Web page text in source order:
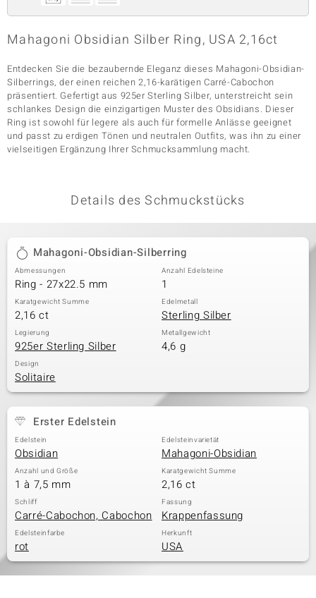
Classics
Mahagoni Obsidian Silber Ring, USA 2,16ct
Entdecken Sie die bezaubernde Eleganz dieses Mahagoni-Obsidian-
Silberrings, der einen reichen 2,16-karätigen Carré-Cabochon
präsentiert. Gefertigt aus 925er Sterling Silber, unterstreicht sein
schlankes Design die einzigartigen Muster des Obsidians. Dieser
Ring ist sowohl für legere als auch für formelle Anlässe geeignet
und passt zu erdigen Tönen und neutralen Outfits, was ihn zu einer
vielseitigen Ergänzung Ihrer Schmucksammlung macht.
Details des Schmuckstücks
Mahagoni-Obsidian-Silberring
Abmessungen
Ring - 27x22.5 mm
Anzahl Edelsteine
1
Karatgewicht Summe
2,16 ct
Edelmetall
Sterling Silber
Legierung
925er Sterling Silber
Metallgewicht
4,6 g
Design
Solitaire
Erster Edelstein
Edelstein
Obsidian
Edelsteinvarietät
Mahagoni-Obsidian
Anzahl und Größe
1 à 7,5 mm
Karatgewicht Summe
2,16 ct
Schliff
Carré-Cabochon, Cabochon
Fassung
Krappenfassung
Edelsteinfarbe
rot
Herkunft
USA